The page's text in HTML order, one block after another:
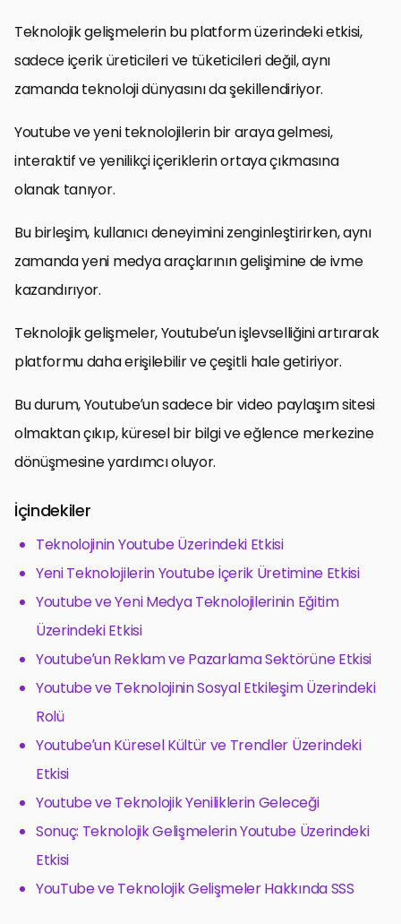
Teknolojik gelişmelerin bu platform üzerindeki etkisi,
sadece içerik üreticileri ve tüketicileri değil, aynı
zamanda teknoloji dünyasını da şekillendiriyor.
Youtube ve yeni teknolojilerin bir araya gelmesi,
interaktif ve yenilikçi içeriklerin ortaya çıkmasına
olanak tanıyor.
Bu birleşim, kullanıcı deneyimini zenginleştirirken, aynı
zamanda yeni medya araçlarının gelişimine de ivme
kazandırıyor.
Teknolojik gelişmeler, Youtube’un işlevselliğini artırarak
platformu daha erişilebilir ve çeşitli hale getiriyor.
Bu durum, Youtube’un sadece bir video paylaşım sitesi
olmaktan çıkıp, küresel bir bilgi ve eğlence merkezine
dönüşmesine yardımcı oluyor.
İçindekiler
Teknolojinin Youtube Üzerindeki Etkisi
Yeni Teknolojilerin Youtube İçerik Üretimine Etkisi
Youtube ve Yeni Medya Teknolojilerinin Eğitim
Üzerindeki Etkisi
Youtube’un Reklam ve Pazarlama Sektörüne Etkisi
Youtube ve Teknolojinin Sosyal Etkileşim Üzerindeki
Rolü
Youtube’un Küresel Kültür ve Trendler Üzerindeki
Etkisi
Youtube ve Teknolojik Yeniliklerin Geleceği
Sonuç: Teknolojik Gelişmelerin Youtube Üzerindeki
Etkisi
YouTube ve Teknolojik Gelişmeler Hakkında SSS